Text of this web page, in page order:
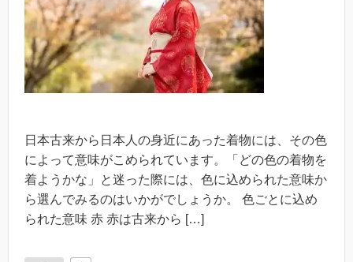
日本古来から日本人の身近にあった着物には、その色
によって意味がこめられています。「どの色の着物を
着ようかな」と迷った際には、色に込められた意味か
ら選んでみるのはいかがでしょうか。 色ごとに込め
られた意味 赤 赤は古来から […]